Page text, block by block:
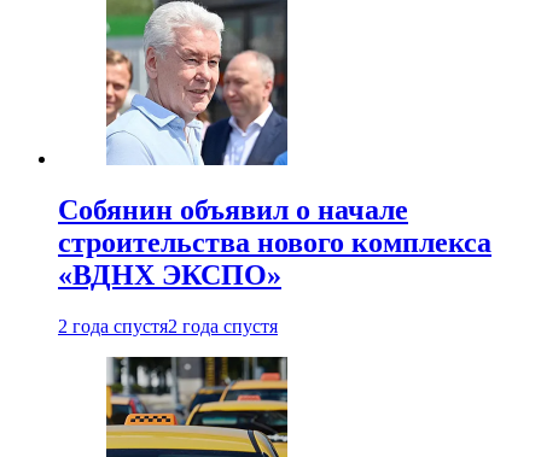
Собянин объявил о начале
строительства нового комплекса
«ВДНХ ЭКСПО»
2 года спустя2 года спустя